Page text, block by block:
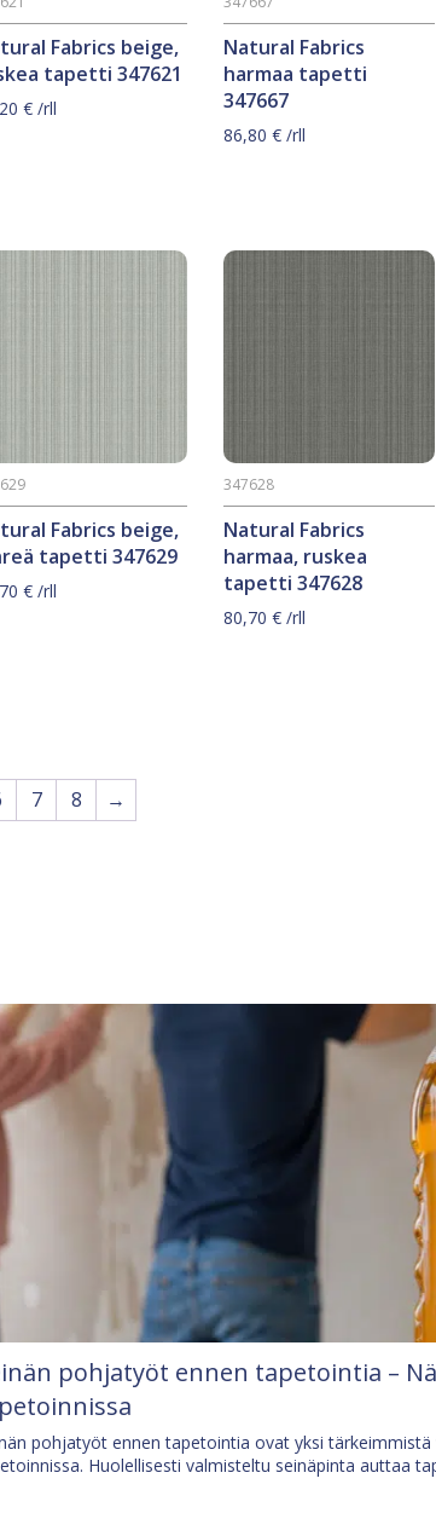
Fabrics beige,
tapetti 347621
€/rll
Natural Fabrics
harmaa tapetti
347667
86,80 €/rll
Fabrics beige,
tapetti 347629
€/rll
Natural Fabrics
harmaa, ruskea
tapetti 347628
347628
80,70 €/rll
7 8 →
pohjatyöt ennen tapetointia –
pohjatyöt ennen tapetointia ovat yksi tärkeimmistä
Huolellisesti valmisteltu seinäpinta auttaa